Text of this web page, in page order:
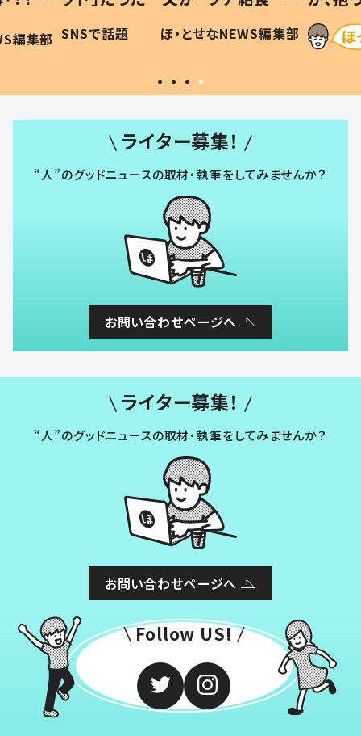
編集部
作り続ける理由とは #令和の親
#令和の子
SNSで話題 ほ・とせなNEWS編集部 「涙が
い」
ライター募集！
“人”のグッドニュースの取材・執筆をしてみませんか？
お問い合わせページへ
ライター募集！
“人”のグッドニュースの取材・執筆をしてみませんか？
お問い合わせページへ
Follow US!